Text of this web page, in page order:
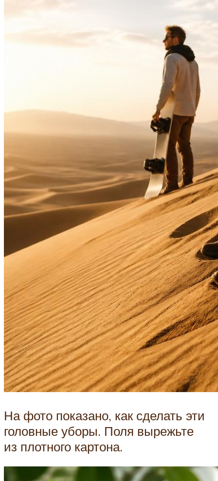
На фото показано, как сделать эти
головные уборы. Поля вырежьте
из плотного картона.